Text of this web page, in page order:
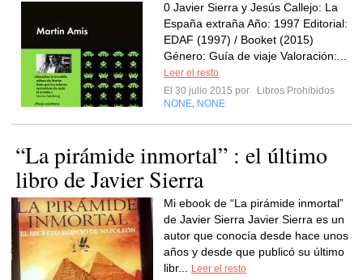
0 Javier Sierra y Jesús Callejo: La
España extraña Año: 1997 Editorial:
EDAF (1997) / Booket (2015)
Género: Guía de viaje Valoración:...
Leer el resto
El 30 julio 2015 por
Libros Prohibidos
NONE NONE
“La pirámide inmortal” : el último
libro de Javier Sierra
Mi ebook de “La pirámide inmortal”
de Javier Sierra Javier Sierra es un
autor que conocía desde hace unos
años y desde que publicó su último
libr...
Leer el resto